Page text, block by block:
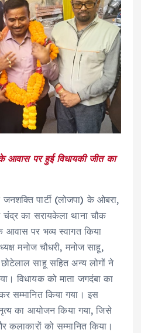
आवास पर हुई विधायकी जीत का
पार्टी (लोजपा) के ओबरा,
चंद्र का सरायकेला थाना चौक
पर भव्य स्वागत किया
मनोज चौधरी, मनोज साहू,
साहू सहित अन्य लोगों ने
विधायक को माता जगदंबा का
सम्मानित किया गया। इस
का आयोजन किया गया, जिसे
को सम्मानित किया।